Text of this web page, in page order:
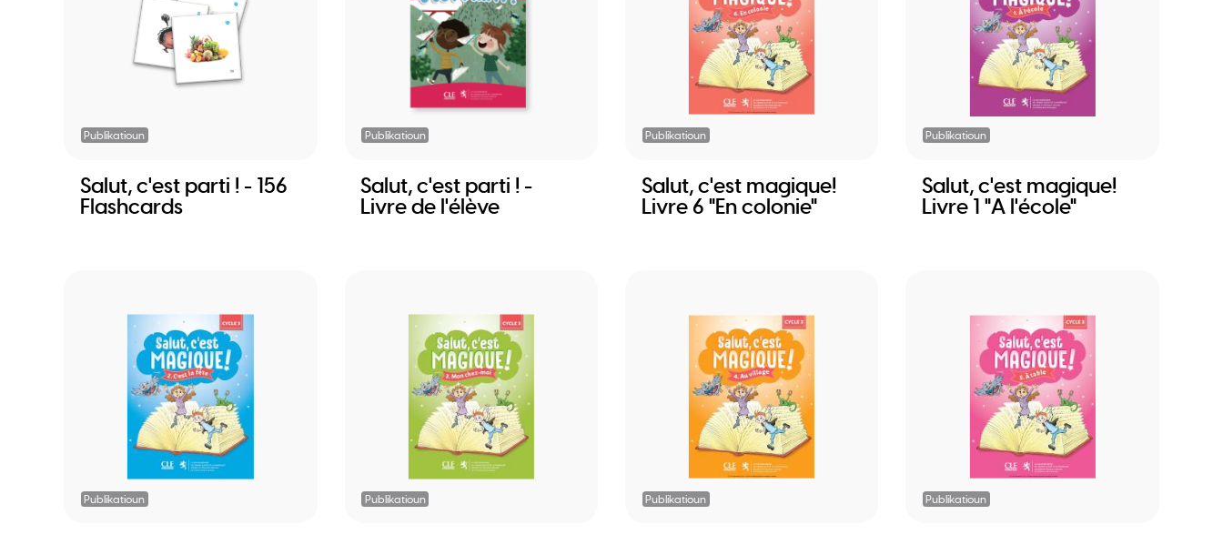
Publikatioun
Salut, c'est parti ! - 156
Flashcards
Publikatioun
Salut, c'est parti ! -
Livre de l'élève
Publikatioun
Salut, c'est magique!
Livre 6 "En colonie"
Publikatioun
Salut, c'est magique!
Livre 1 "A l'école"
Publikatioun Publikatioun Publikatioun Publikatioun